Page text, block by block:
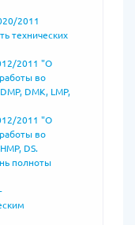
2011
технических
2011 "О
во
DMK, LMP,
2011 "О
во
DS.
полноты